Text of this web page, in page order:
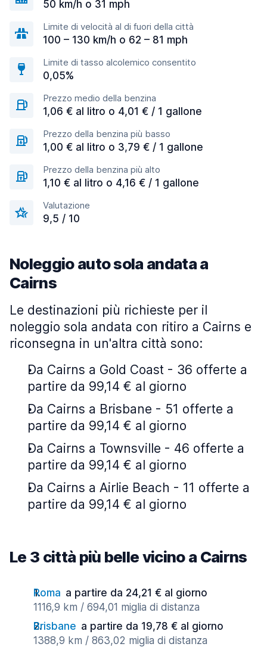
50 km/h o 31 mph
Limite di velocità al di fuori della città
100 – 130 km/h o 62 – 81 mph
Limite di tasso alcolemico consentito
0,05%
Prezzo medio della benzina
1,06 € al litro o 4,01 € / 1 gallone
Prezzo della benzina più basso
1,00 € al litro o 3,79 € / 1 gallone
Prezzo della benzina più alto
1,10 € al litro o 4,16 € / 1 gallone
Valutazione
9,5 / 10
Noleggio auto sola andata a
Cairns
Le destinazioni più richieste per il
noleggio sola andata con ritiro a Cairns e
riconsegna in un'altra città sono:
Da Cairns a Gold Coast - 36 offerte a
partire da 99,14 € al giorno
Da Cairns a Brisbane - 51 offerte a
partire da 99,14 € al giorno
Da Cairns a Townsville - 46 offerte a
partire da 99,14 € al giorno
Da Cairns a Airlie Beach - 11 offerte a
partire da 99,14 € al giorno
Le 3 città più belle vicino a Cairns
Roma a partire da 24,21 € al giorno
1116,9 km / 694,01 miglia di distanza
Brisbane a partire da 19,78 € al giorno
1388,9 km / 863,02 miglia di distanza